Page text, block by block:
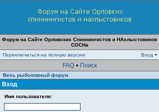
Форум на Сайте Орловских Спиннингистов и НАхлыстовиков
СОСНа
Переключиться на полную версию
Вход •
FAQ • Поиск
Весь рыболовный форум
Вход
Имя пользователя: